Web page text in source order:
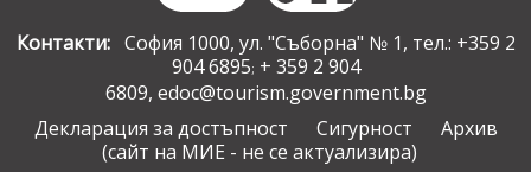
Контакти:София 1000, ул. "Съборна" № 1, тел.: +359 2
904 6895; + 359 2 904
6809, edoc@tourism.government.bg
Декларация за достъпност
Сигурност
Архив
(сайт на МИЕ - не се актуализира)